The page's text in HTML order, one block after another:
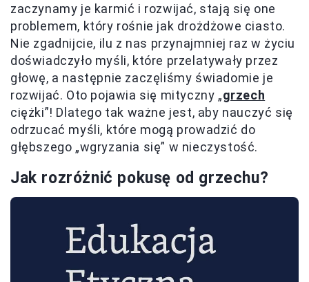
zaczynamy je karmić i rozwijać, stają się one
problemem, który rośnie jak drożdżowe ciasto.
Nie zgadnijcie, ilu z nas przynajmniej raz w życiu
doświadczyło myśli, które przelatywały przez
głowę, a następnie zaczęliśmy świadomie je
rozwijać. Oto pojawia się mityczny „grzech
ciężki”! Dlatego tak ważne jest, aby nauczyć się
odrzucać myśli, które mogą prowadzić do
głębszego „wgryzania się” w nieczystość.
Jak rozróżnić pokusę od grzechu?